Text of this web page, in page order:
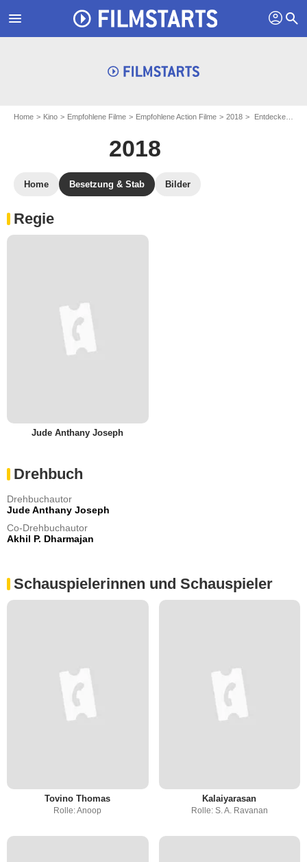
menu profil search
Home Kino Empfohlene Filme Empfohlene Action Filme 2018 Entdecke besetzung & Stab: 2018
2018
Home Besetzung & Stab Bilder
Regie
Jude Anthany Joseph
Drehbuch
Drehbuchautor
Jude Anthany Joseph
Co-Drehbuchautor
Akhil P. Dharmajan
Schauspielerinnen und Schauspieler
Tovino Thomas
Rolle: Anoop
Kalaiyarasan
Rolle: S. A. Ravanan